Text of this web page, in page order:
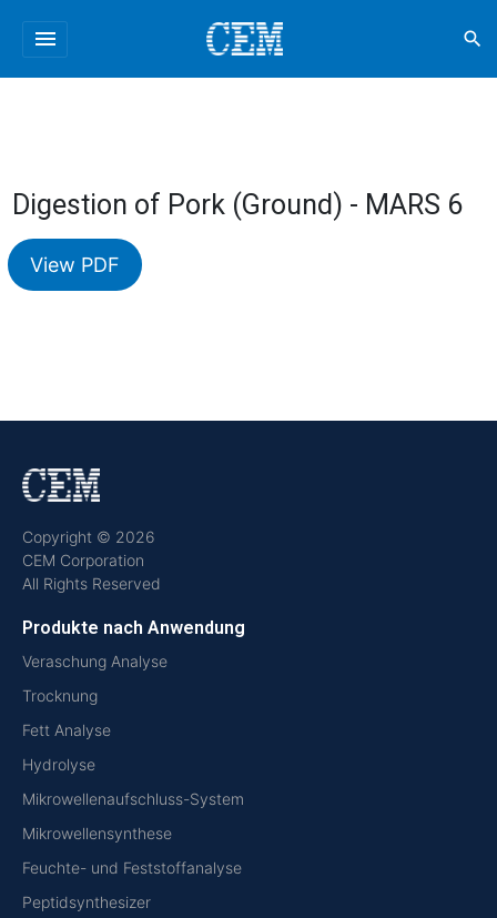
menu search
Digestion of Pork (Ground) - MARS 6
View PDF
Copyright © 2026
CEM Corporation
All Rights Reserved
Produkte nach Anwendung
Veraschung Analyse
Trocknung
Fett Analyse
Hydrolyse
Mikrowellenaufschluss-System
Mikrowellensynthese
Feuchte- und Feststoffanalyse
Peptidsynthesizer